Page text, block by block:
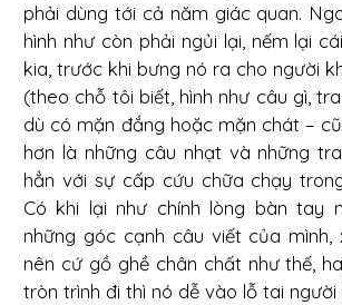
phải dùng tới cả năm giác quan.
hình như còn phải ngủi lại, nếm lại
kia, trước khi bưng nó ra cho người
(theo chỗ tôi biết, hình như câu gì,
dù có mặn đắng hoặc mặn chát –
hơn là những câu nhạt và những
hẳn với sự cấp cứu chữa chạy
Có khi lại như chính lòng bàn tay
những góc cạnh câu viết của
nên cứ gồ ghề chân chất như thế,
tròn trình đi thì nó dễ vào lỗ tai người